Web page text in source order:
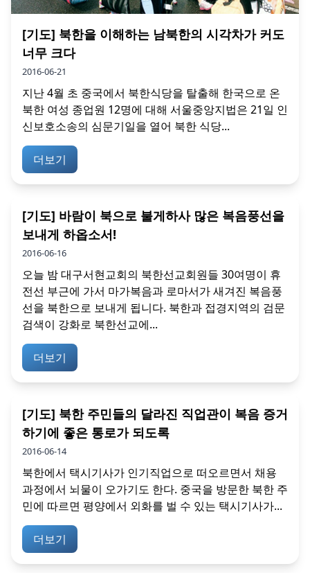
[기도] 북한을 이해하는 남북한의 시각차가 커도
너무 크다
2016-06-21
지난 4월 초 중국에서 북한식당을 탈출해 한국으로 온
북한 여성 종업원 12명에 대해 서울중앙지법은 21일 인
신보호소송의 심문기일을 열어 북한 식당...
더보기
[기도] 바람이 북으로 불게하사 많은 복음풍선을
보내게 하옵소서!
2016-06-16
오늘 밤 대구서현교회의 북한선교회원들 30여명이 휴
전선 부근에 가서 마가복음과 로마서가 새겨진 복음풍
선을 북한으로 보내게 됩니다. 북한과 접경지역의 검문
검색이 강화로 북한선교에...
더보기
[기도] 북한 주민들의 달라진 직업관이 복음 증거
하기에 좋은 통로가 되도록
2016-06-14
북한에서 택시기사가 인기직업으로 떠오르면서 채용
과정에서 뇌물이 오가기도 한다. 중국을 방문한 북한 주
민에 따르면 평양에서 외화를 벌 수 있는 택시기사가...
더보기